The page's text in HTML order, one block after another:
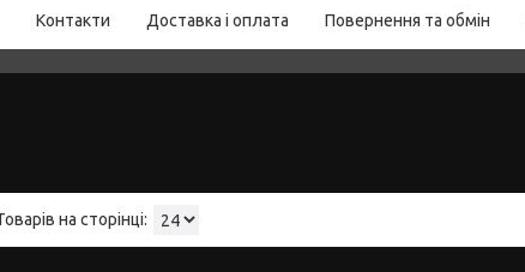
Контакти Доставка і оплата Повернення та обмін